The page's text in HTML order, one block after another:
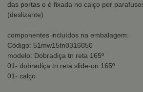
das portas e é fixada no calço por
(deslizante)
componentes incluídos na embalagem:
Código: 51mw15tn0316050
modelo: Dobradiça tn reta 165º
01- dobradiça tn reta slide-on 165º
01- calço